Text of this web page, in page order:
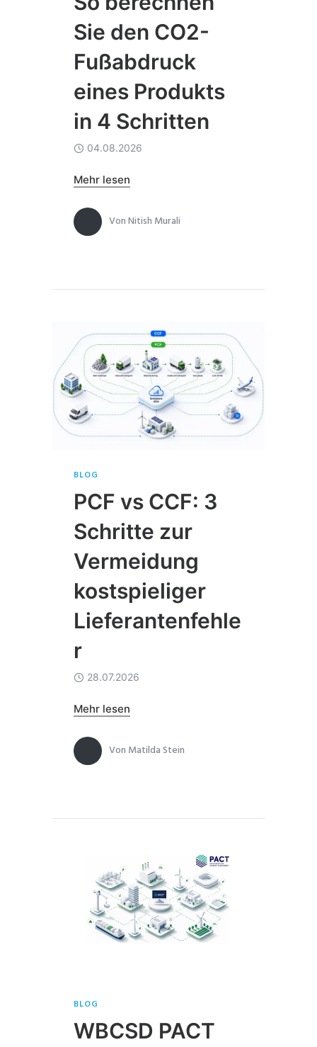
Sie den CO2-
Fußabdruck
eines Produkts
in 4 Schritten
04.08.2026
Mehr lesen
VonNitish Murali
BLOG
PCF vs CCF: 3
Schritte zur
Vermeidung
kostspieliger
Lieferantenfehle
r
28.07.2026
Mehr lesen
Von Matilda Stein
BLOG
WBCSD PACT